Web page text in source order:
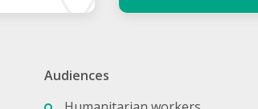
Audiences